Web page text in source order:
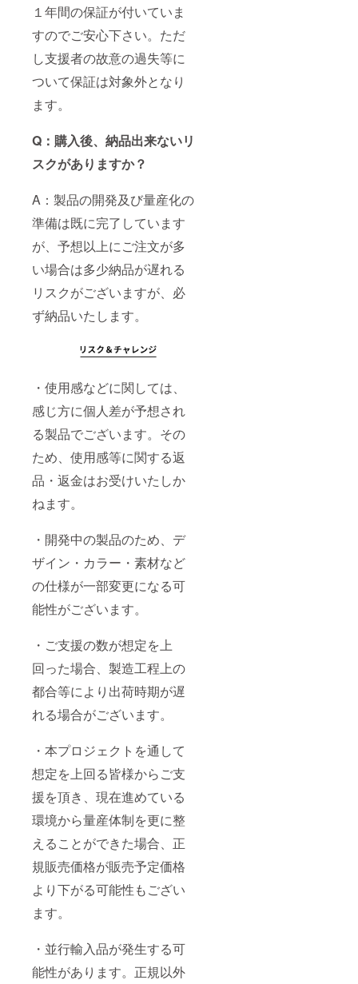
１年間の保証が付いていま
すのでご安心下さい。ただ
し支援者の故意の過失等に
ついて保証は対象外となり
ます。
Q：購入後、納品出来ないリ
スクがありますか？
A：製品の開発及び量産化の
準備は既に完了しています
が、予想以上にご注文が多
い場合は多少納品が遅れる
リスクがございますが、必
ず納品いたします。
・使用感などに関しては、
感じ方に個人差が予想され
る製品でございます。その
ため、使用感等に関する返
品・返金はお受けいたしか
ねます。
・開発中の製品のため、デ
ザイン・カラー・素材など
の仕様が一部変更になる可
能性がございます。
・ご支援の数が想定を上
回った場合、製造工程上の
都合等により出荷時期が遅
れる場合がございます。
・本プロジェクトを通して
想定を上回る皆様からご支
援を頂き、現在進めている
環境から量産体制を更に整
えることができた場合、正
規販売価格が販売予定価格
より下がる可能性もござい
ます。
・並行輸入品が発生する可
能性があります。正規以外